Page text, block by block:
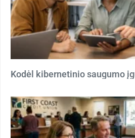
Kodėl kibernetinio saugumo